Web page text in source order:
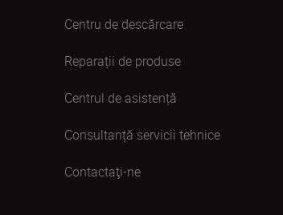
Centru de descărcare
Reparații de produse
Centrul de asistență
Consultanță servicii tehnice
Contactaţi-ne